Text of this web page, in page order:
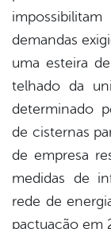
demandas
uma esteira
telhado da
determinado
de cisternas
de empresa
medidas de
rede de
pactuação em